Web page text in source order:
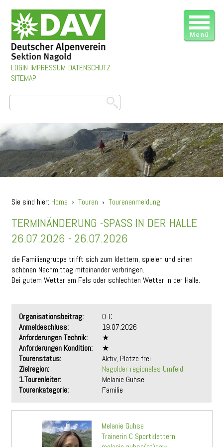
LOGIN IMPRESSUM DATENSCHUTZ
SITEMAP
Sie sind hier: Home › Touren › Tourenanmeldung
TERMINÄNDERUNG -SPASS IN DER HALLE
26.07.2026 - 26.07.2026
die Familiengruppe trifft sich zum klettern, spielen und einen
schönen Nachmittag miteinander verbringen.
Bei gutem Wetter am Fels oder schlechten Wetter in der Halle.
Organisationsbeitrag:
0 €
Anmeldeschluss:
19.07.2026
Anforderungen Technik:
★
Anforderungen Kondition:
★
Tourenstatus:
Aktiv, Plätze frei
Zielregion:
Nagolder regionales Umfeld
1.Tourenleiter:
Melanie Guhse
Tourenkategorie:
Familie
Melanie Guhse
Trainerin C Sportklettern